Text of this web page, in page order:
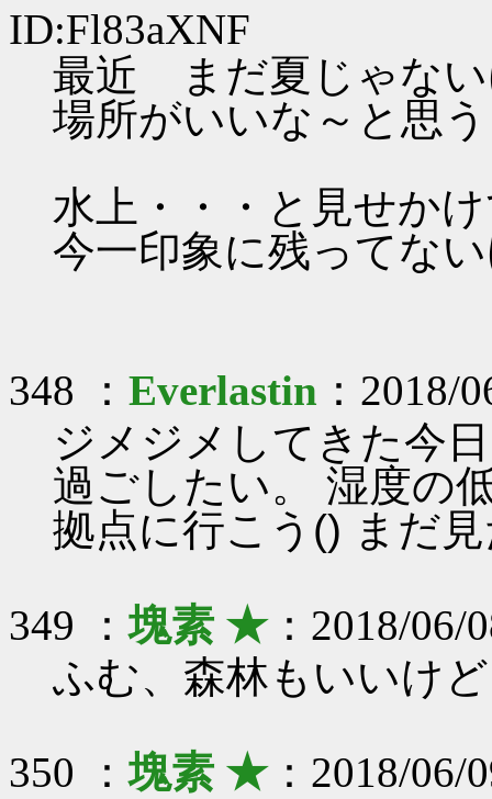
ID:Fl83aXNF
最近 まだ夏じゃない
場所がいいな～と思
水上・・・と見せか
今一印象に残ってな
348 ： Everlastin ：2018/
ジメジメしてきた今
過ごしたい。 湿度の
拠点に行こう() まだ
349 ：塊素 ★：2018/06/
ふむ、森林もいいけ
350 ：塊素 ★：2018/06/